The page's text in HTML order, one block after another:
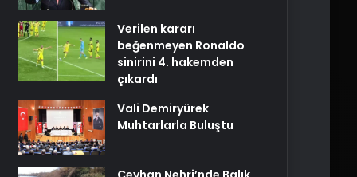
Verilen kararı
beğenmeyen Ronaldo
sinirini 4. hakemden
çıkardı
Vali Demiryürek
Muhtarlarla Buluştu